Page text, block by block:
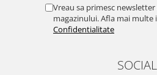
Vreau sa primesc
magazinului. Afla mai multe
Confidentialitate
SOCIAL